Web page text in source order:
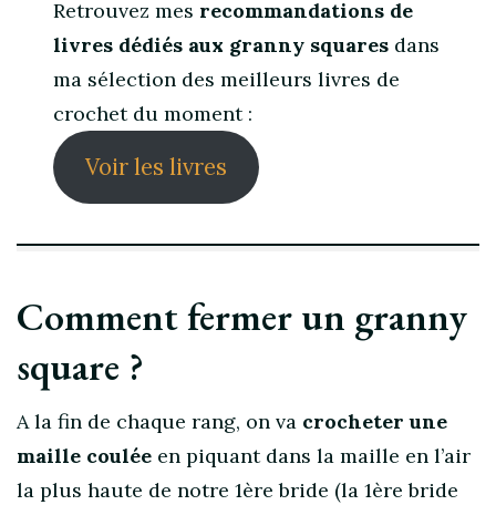
Retrouvez mes recommandations de
livres dédiés aux granny squares dans
ma sélection des meilleurs livres de
crochet du moment :
Voir les livres
Comment fermer un granny
square ?
A la fin de chaque rang, on va crocheter une
maille coulée en piquant dans la maille en l’air
la plus haute de notre 1ère bride (la 1ère bride